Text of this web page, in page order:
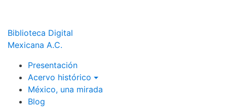
Biblioteca Digital
Mexicana A.C.
Presentación
Acervo histórico
México, una mirada
Blog